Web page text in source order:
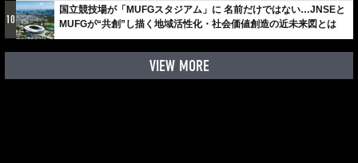
10
国立競技場が「MUFGスタジアム」に 名前だけではない…JNSEと
MUFGが“共創”し描く地域活性化・社会価値創造の近未来図とは
VIEW MORE